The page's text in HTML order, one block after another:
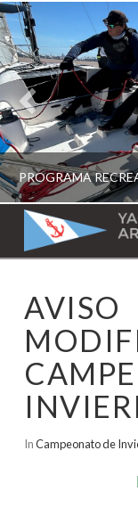
CLUB
AVISO
InCampeonato de